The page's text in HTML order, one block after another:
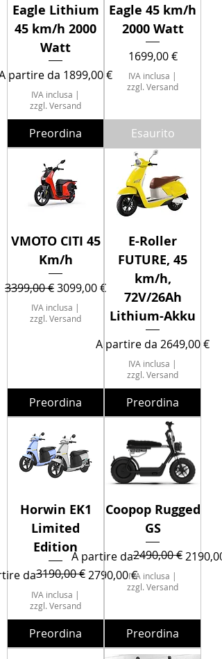
Eagle Lithium
45 km/h 2000
Watt
partire da 1899,00 €
scontato
IVA inclusa |
zzgl. Versand
Preordina
Eagle 45 km/h
2000 Watt
Prezzo
1699,00 €
IVA inclusa |
zzgl. Versand
Esaurito
VMOTO CITI 45
Km/h
Prezzo regolare
3399,00 €Prezzo scontato
3099,00 €
IVA inclusa |
zzgl. Versand
Preordina
E-Roller
FUTURE, 45
km/h,
72V/26Ah
Lithium-Akku
A partire da 2649,00 €
Prezzo scontato
IVA inclusa |
zzgl. Versand
Preordina
Horwin EK1
Limited
Edition
da
regolare3190,00 € 2790,00 €
scontato
IVA inclusa |
zzgl. Versand
Preordina
Coopop Rugged
GS
A partire da
Prezzo regolare2490,00 € 2190,00
Prezzo scontato
IVA inclusa |
zzgl. Versand
Preordina